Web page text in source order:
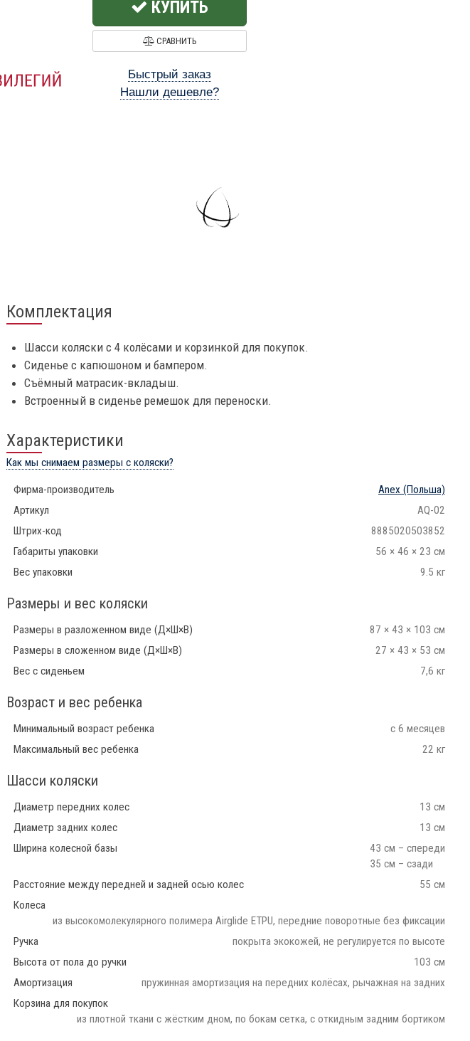
КУПИТЬ
СРАВНИТЬ
Быстрый заказ
Нашли дешевле?
Комплектация
Шасси коляски с 4 колёсами и корзинкой для покупок.
Сиденье с капюшоном и бампером.
Съёмный матрасик-вкладыш.
Встроенный в сиденье ремешок для переноски.
Характеристики
Как мы снимаем размеры с коляски?
Фирма-производитель Anex (Польша)
Артикул
AQ-02
Штрих-код
8885020503852
Габариты упаковки
56 × 46 × 23 см
Вес упаковки
9.5 кг
Размеры и вес коляски
Размеры в разложенном виде (Д×Ш×В)
87 × 43 × 103 см
Размеры в сложенном виде (Д×Ш×В)
27 × 43 × 53 см
Вес с сиденьем
7,6 кг
Возраст и вес ребенка
Минимальный возраст ребенка
с 6 месяцев
Максимальный вес ребенка
22 кг
Шасси коляски
Диаметр передних колес
13 см
Диаметр задних колес
13 см
Ширина колесной базы
43 см – спереди
35 см – сзади
Расстояние между передней и задней осью колес
55 см
Колеса
из высокомолекулярного полимера Airglide ETPU, передние поворотные без фиксации
Ручка
покрыта экокожей, не регулируется по высоте
Высота от пола до ручки
103 см
Амортизация
пружинная амортизация на передних колёсах, рычажная на задних
Корзина для покупок
из плотной ткани с жёстким дном, по бокам сетка, с откидным задним бортиком